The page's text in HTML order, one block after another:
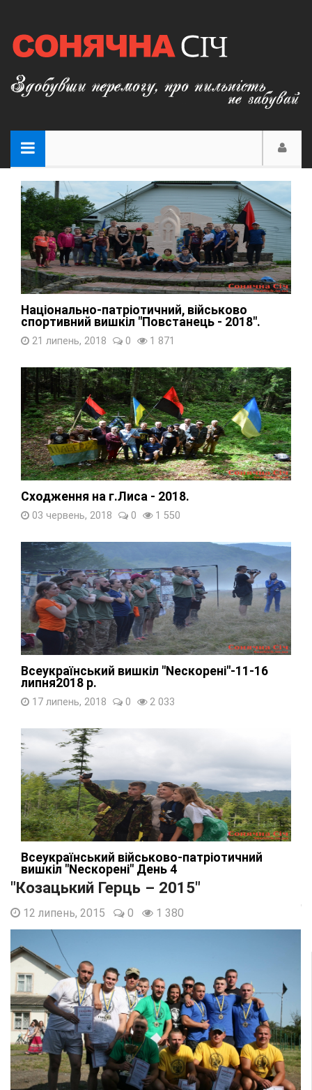
Національно-патріотичний, військово
спортивний вишкіл "Повстанець - 2018".
21 липень, 2018 0 1 871
Сходження на г.Лиса - 2018.
03 червень, 2018 0 1 550
Всеукраїнський вишкіл "Nескорені"-11-16
липня2018 р.
17 липень, 2018 0 2 033
Всеукраїнський військово-патріотичний
вишкіл "Nескорені" День 4
14 липень, 2018 0 1 662
"Козацький Герць – 2015"
12 липень, 2015 0 1 380